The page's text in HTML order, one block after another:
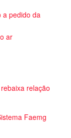
a pedido da
ar
relação
Faemg